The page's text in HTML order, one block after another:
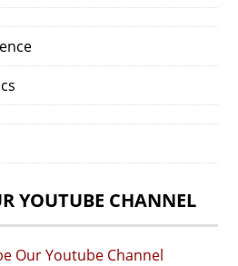
YOUTUBE CHANNEL
Our Youtube Channel